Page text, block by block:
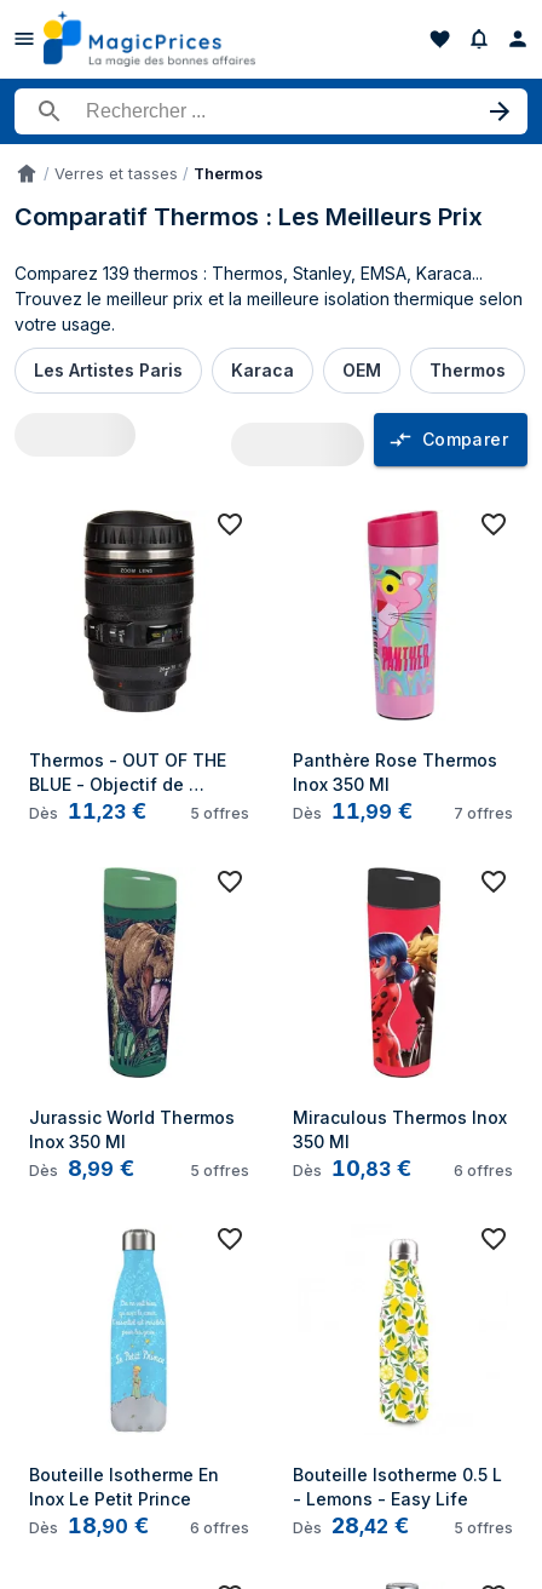
Rechercher un produit
AccueilVerres et tasses Thermos
Comparatif Thermos : Les Meilleurs Prix
Comparez 139 thermos : Thermos, Stanley, EMSA, Karaca...
Trouvez le meilleur prix et la meilleure isolation thermique selon
votre usage.
Les Artistes Paris Karaca OEM Thermos
Comparer
Comparateur de prix Thermos
Thermos - OUT OF THE
BLUE - Objectif de
Camera - Inox - 350 mL -
Dès 11,23 € 5 offres
Panthère Rose Thermos
Inox 350 Ml
Dès 11,99 € 7 offres
Jurassic World Thermos
Inox 350 Ml
Dès 8,99 € 5 offres
Miraculous Thermos Inox
350 Ml
Dès 10,83 € 6 offres
Bouteille Isotherme En
Inox Le Petit Prince
Dès 18,90 € 6 offres
Bouteille Isotherme 0.5 L
- Lemons - Easy Life
Dès 28,42 € 5 offres